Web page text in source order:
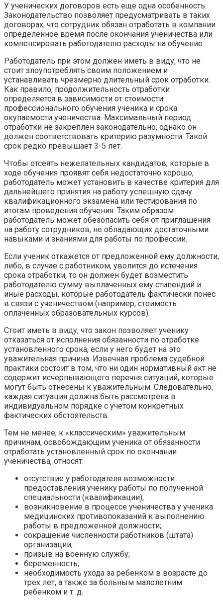
У ученических договоров есть еще одна особенность.
Законодательство позволяет предусматривать в таких
договорах, что сотрудник обязан отработать в компании
определенное время после окончания ученичества или
компенсировать работодателю расходы на обучение.
Работодатель при этом должен иметь в виду, что не
стоит злоупотреблять своим положением и
устанавливать чрезмерно длительный срок отработки.
Как правило, продолжительность отработки
определяется в зависимости от стоимости
профессионального обучения ученика и срока
окупаемости ученичества. Максимальный период
отработки не закреплен законодательно, однако он
должен соответствовать критерию разумности. Такой
срок редко превышает 3-5 лет.
Чтобы отсеять нежелательных кандидатов, которые в
ходе обучения проявят себя недостаточно хорошо,
работодатель может установить в качестве критерия для
дальнейшего принятия на работу успешную сдачу
квалификационного экзамена или тестирования по
итогам проведения обучения. Таким образом
работодатель может обезопасить себя от приглашения
на работу сотрудников, не обладающих достаточными
навыками и знаниями для работы по профессии.
Если ученик откажется от предложенной ему должности,
либо, в случае с работником, уволится до истечения
срока отработки, то он должен будет возместить
работодателю сумму выплаченных ему стипендий и
иные расходы, которые работодатель фактически понес
в связи с ученичеством (например, стоимость
оплаченных образовательных курсов).
Стоит иметь в виду, что закон позволяет ученику
отказаться от исполнения обязанности по отработке
установленного срока, если у него будет на это
уважительная причина. Извечная проблема судебной
практики состоит в том, что ни один нормативный акт не
содержит исчерпывающего перечня ситуаций, которые
могут быть отнесены к уважительным. Следовательно,
каждая ситуация должна быть рассмотрена в
индивидуальном порядке с учетом конкретных
фактических обстоятельств.
Тем не менее, к «классическим» уважительным
причинам, освобождающим ученика от обязанности
отработать установленный срок по окончании
ученичества, относят:
отсутствие у работодателя возможности
предоставления ученику работы по полученной
специальности (квалификации);
возникновение в процессе ученичества у ученика
медицинских противопоказаний к выполнению
работы в предложенной должности;
сокращение численности работников (штата)
организации;
призыв на военную службу;
беременность;
необходимость ухода за ребенком в возрасте до
трех лет, а также за больным малолетним
ребенком и т. д.